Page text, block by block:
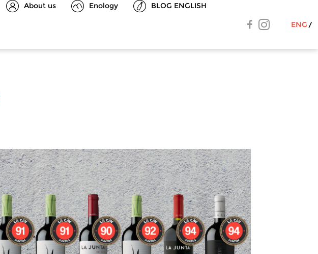
About us Enology BLOG ENGLISH
ENG